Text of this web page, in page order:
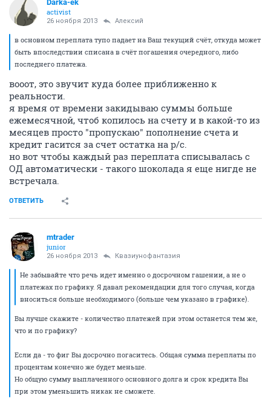
Darka-ek
activist
26 ноября 2013 Алексий
в основном переплата тупо падает на Ваш текущий счёт, откуда может
быть впоследствии списана в счёт погашения очередного, либо
последнего платежа.
вооот, это звучит куда более приближенно к
реальности.
я время от времени закидываю суммы больше
ежемесячной, чтоб копилось на счету и в какой-то из
месяцев просто "пропускаю" пополнение счета и
кредит гасится за счет остатка на р/с.
но вот чтобы каждый раз переплата списывалась с
ОД автоматически - такого шоколада я еще нигде не
встречала.
ОТВЕТИТЬ
mtrader
junior
26 ноября 2013 Квазиунофантазия
Не забывайте что речь идет именно о досрочном гашении, а не о
платежах по графику. Я давал рекомендации для того случая, когда
вноситься больше необходимого (больше чем указано в графике).
Вы лучше скажите - количество платежей при этом останется тем же,
что и по графику?
Если да - то фиг Вы досрочно погаситесь. Общая сумма переплаты по
процентам конечно же будет меньше.
Но общую сумму выплаченного основного долга и срок кредита Вы
при этом уменьшить никак не сможете.